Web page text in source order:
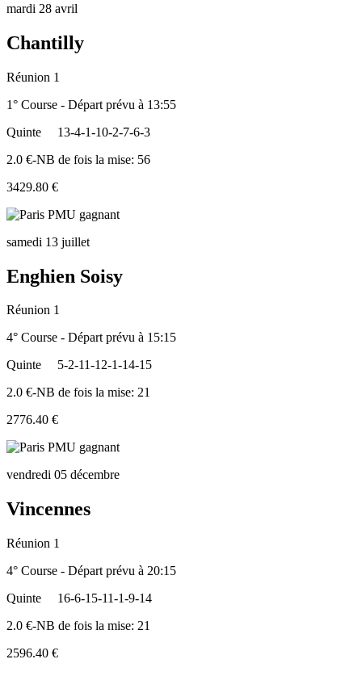
mardi 28 avril
Chantilly
Réunion 1
1° Course - Départ prévu à 13:55
Quinte
13-4-1-10-2-7-6-3
2.0 €-NB de fois la mise: 56
3429.80 €
samedi 13 juillet
Enghien Soisy
Réunion 1
4° Course - Départ prévu à 15:15
Quinte
5-2-11-12-1-14-15
2.0 €-NB de fois la mise: 21
2776.40 €
vendredi 05 décembre
Vincennes
Réunion 1
4° Course - Départ prévu à 20:15
Quinte
16-6-15-11-1-9-14
2.0 €-NB de fois la mise: 21
2596.40 €